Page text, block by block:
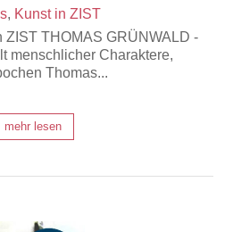
, Kunst in ZIST
ZIST THOMAS GRÜNWALD -
menschlicher Charaktere,
Thomas...
mehr lesen